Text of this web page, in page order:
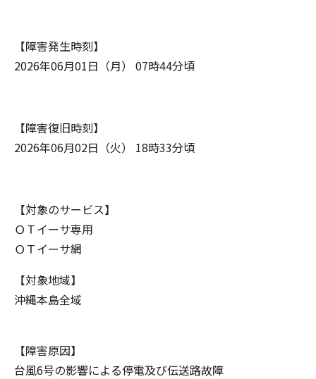
【障害発生時刻】
2026年06月01日（月） 07時44分頃
【障害復旧時刻】
2026年06月02日（火） 18時33分頃
【対象のサービス】
ＯＴイーサ専用
ＯＴイーサ網
【対象地域】
沖縄本島全域
【障害原因】
台風6号の影響による停電及び伝送路故障